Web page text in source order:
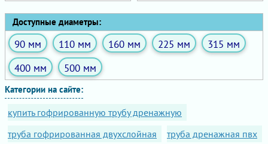
Доступные диаметры:
90 мм 110 мм 160 мм 225 мм
315 мм
400 мм
500 мм
Категории на сайте:
купить гофрированную трубу дренажную
труба гофрированная двухслойная
труба дренажная пвх